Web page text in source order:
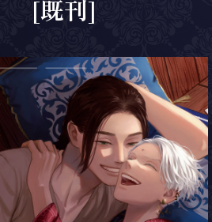
[既刊]